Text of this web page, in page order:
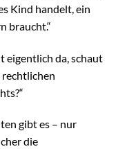
Kind handelt, ein
braucht.“
eigentlich da, schaut
rechtlichen
gibt es – nur
die